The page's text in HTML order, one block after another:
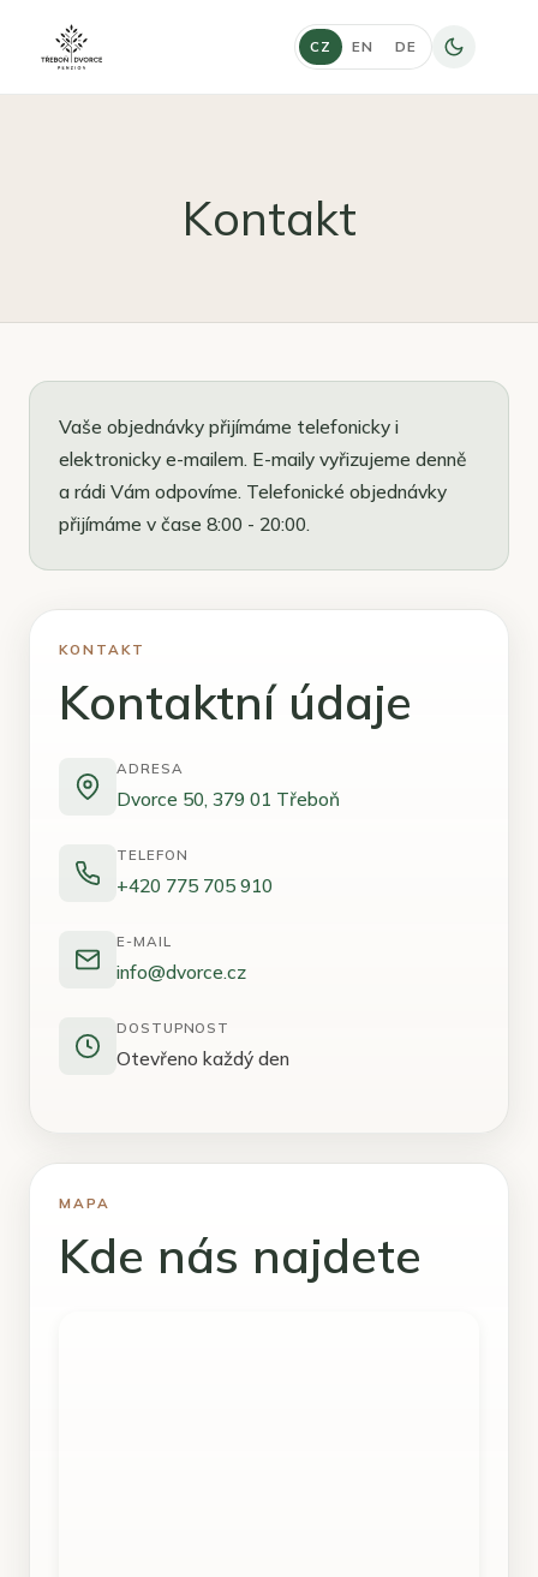
CZ EN DE
Kontakt
Vaše objednávky přijímáme telefonicky i
elektronicky e-mailem. E-maily vyřizujeme denně
a rádi Vám odpovíme. Telefonické objednávky
přijímáme v čase 8:00 - 20:00.
KONTAKT
Kontaktní údaje
ADRESA
Dvorce 50, 379 01 Třeboň
TELEFON
+420 775 705 910
E-MAIL
info@dvorce.cz
DOSTUPNOST
Otevřeno každý den
MAPA
Kde nás najdete